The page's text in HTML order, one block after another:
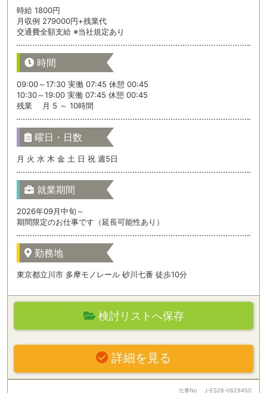
時給 1800円
月収例 279000円+残業代
交通費全額支給 ※当社規定あり
時間
09:00～17:30 実働 07:45 休憩 00:45
10:30～19:00 実働 07:45 休憩 00:45
残業 月 5 ～ 10時間
曜日・日数
月 火 水 木 金 土 日 祝 週5日
就業期間
2026年09月中旬～
期間限定のお仕事です（延長可能性あり）
勤務地
東京都立川市 多摩モノレール 砂川七番 徒歩10分
検討リストへ保存
詳細を見る
仕事No J-ES26-0629450